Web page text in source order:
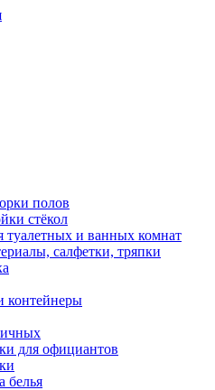
полов
стёкол
туалетных и ванных комнат
салфетки, тряпки
контейнеры
для официантов
белья